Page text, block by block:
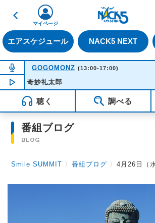
戻る
エアスケジュール NACK5 NEXT
マイページ
NOW ON AIR
GOGOMONZ (13:00-17:00)
NOW PLAYING
奇妙礼太郎
聴く 調べる
番組ブログ
BLOG
Smile SUMMIT 〉番組ブログ 〉4月26日（